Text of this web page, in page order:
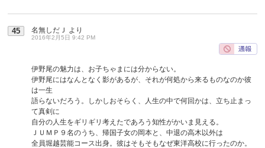
45 名無しだＪ より
2016年2月5日 9:42 PM
伊野尾の魅力は、お子ちゃまには分からない。
伊野尾にはなんとなく影があるが、それが何処から来るものなのか彼
は一生
語らないだろう。しかしおそらく、人生の中で何回かは、立ち止まっ
て真剣に
自分の人生をギリギリ考えたであろう知性がかいま見える。
ＪＵＭＰ９名のうち、帰国子女の岡本と、中退の高木以外は
全員堀越芸能コース出身。彼はそもそもなぜ東洋高校に行ったのか。